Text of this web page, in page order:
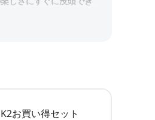
お買い得セット